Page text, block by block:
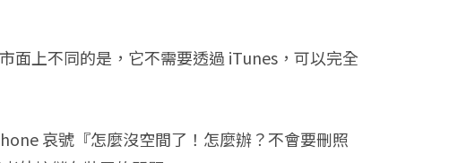
面上不同的是，它不需要透過 iTunes，可以完全
哀號『怎麼沒空間了！怎麼辦？不會要刪照